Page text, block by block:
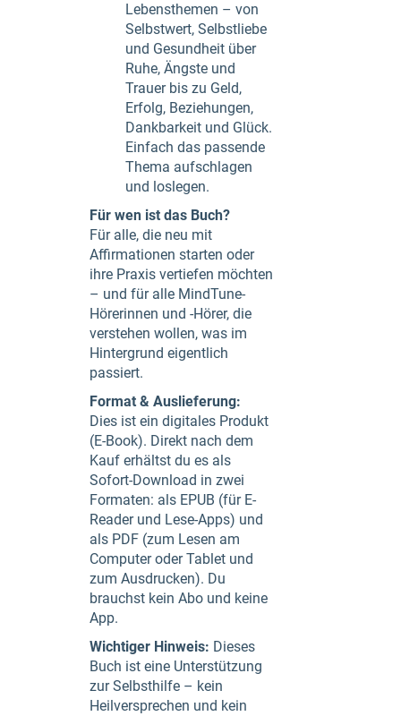
Lebensthemen – von
Selbstwert, Selbstliebe
und Gesundheit über
Ruhe, Ängste und
Trauer bis zu Geld,
Erfolg, Beziehungen,
Dankbarkeit und Glück.
Einfach das passende
Thema aufschlagen
und loslegen.
Für wen ist das Buch?
Für alle, die neu mit
Affirmationen starten oder
ihre Praxis vertiefen möchten
– und für alle MindTune-
Hörerinnen und -Hörer, die
verstehen wollen, was im
Hintergrund eigentlich
passiert.
Format & Auslieferung:
Dies ist ein digitales Produkt
(E-Book). Direkt nach dem
Kauf erhältst du es als
Sofort-Download in zwei
Formaten: als EPUB (für E-
Reader und Lese-Apps) und
als PDF (zum Lesen am
Computer oder Tablet und
zum Ausdrucken). Du
brauchst kein Abo und keine
App.
Wichtiger Hinweis: Dieses
Buch ist eine Unterstützung
zur Selbsthilfe – kein
Heilversprechen und kein